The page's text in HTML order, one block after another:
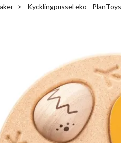
Kycklingpussel eko - PlanToys